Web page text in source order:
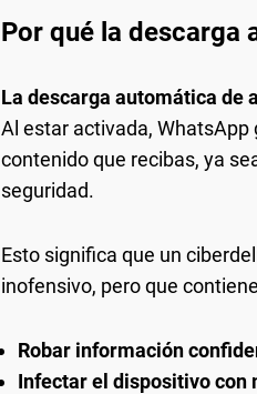
Por qué la descarga
La descarga automática de
Al estar activada,
contenido que recibas, ya
seguridad.
Esto significa que un
inofensivo, pero que
Robar información
Infectar el dispositivo con